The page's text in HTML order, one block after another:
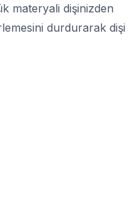
materyali dişinizden
durdurarak dişi